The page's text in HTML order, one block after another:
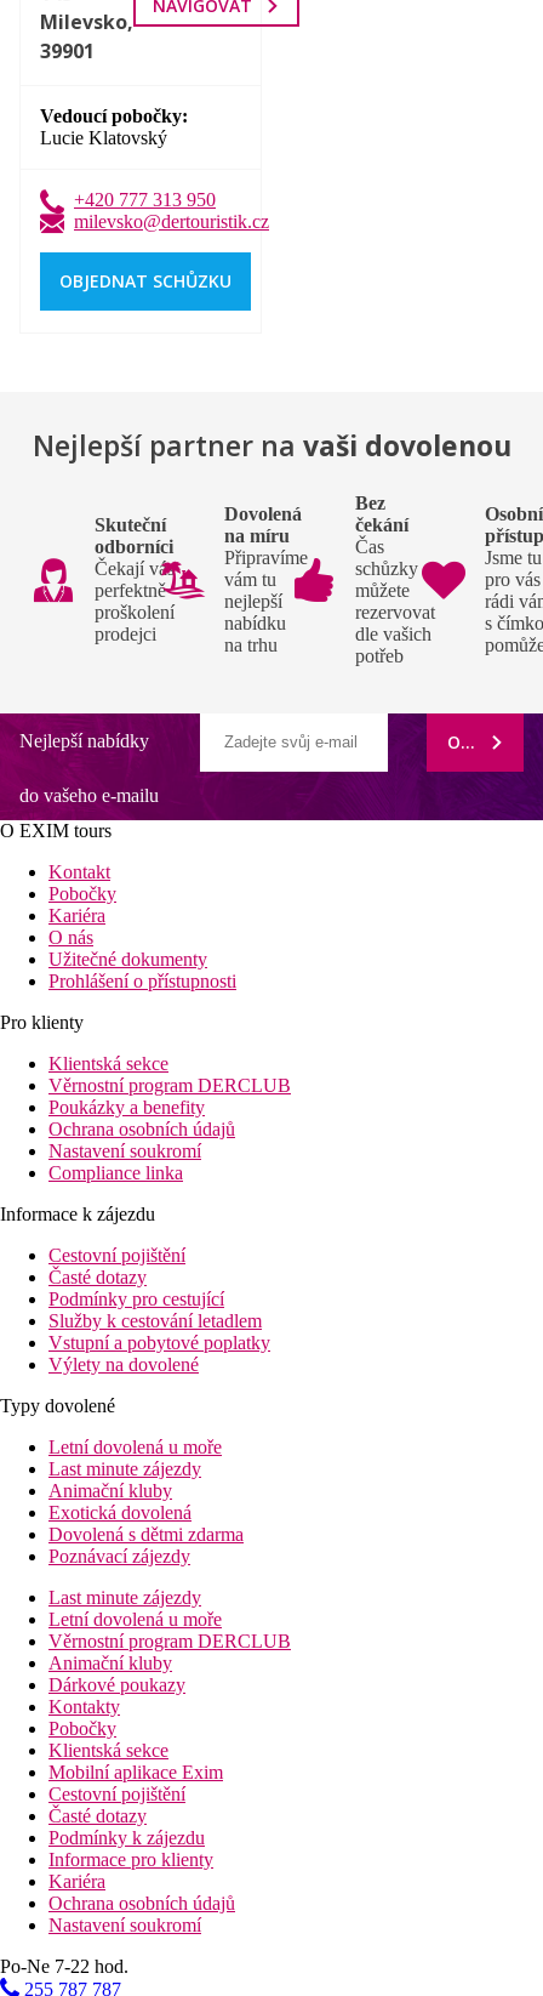
Milevsko,
39901
NAVIGOVAT
Vedoucí pobočky
Lucie Klatovský
+420 777 313 950
milevsko@dertouristik.cz
OBJEDNAT SCHŮZKU
Nejlepší partner na vaši dovolenou
Skuteční
odborníci
Čekají vás
perfektně
proškolení
prodejci
Dovolená
na míru
Připravíme
vám tu
nejlepší
nabídku
na trhu
Bez
čekání
Čas
schůzky si
můžete
rezervovat
dle vašich
potřeb
Osobní
Jsme tu
pro
rádi
s
Nejlepší nabídky
do vašeho e-mailu
ODEBÍRAT
O EXIM tours
Kontakt
Pobočky
Kariéra
O nás
Užitečné dokumenty
Prohlášení o přístupnosti
Pro klienty
Klientská sekce
Věrnostní program DERCLUB
Poukázky a benefity
Ochrana osobních údajů
Nastavení soukromí
Compliance linka
Informace k zájezdu
Cestovní pojištění
Časté dotazy
Podmínky pro cestující
Služby k cestování letadlem
Vstupní a pobytové poplatky
Výlety na dovolené
Typy dovolené
Letní dovolená u moře
Last minute zájezdy
Animační kluby
Exotická dovolená
Dovolená s dětmi zdarma
Poznávací zájezdy
Last minute zájezdy
Letní dovolená u moře
Věrnostní program DERCLUB
Animační kluby
Dárkové poukazy
Kontakty
Pobočky
Klientská sekce
Mobilní aplikace Exim
Cestovní pojištění
Časté dotazy
Podmínky k zájezdu
Informace pro klienty
Kariéra
Ochrana osobních údajů
Nastavení soukromí
Po-Ne 7-22 hod.
255 787 787